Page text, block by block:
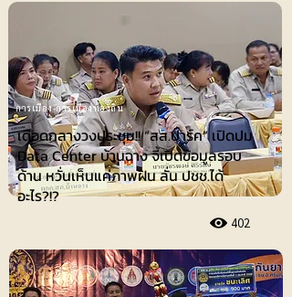
เดือดกลางวงประชุม!! “สส.ปาร์ค” เปิดปม
Data Center บ้านฉาง จี้เปิดข้อมูลรอบ
ด้าน หวั่นเห็นแค่ภาพฝัน ลั่น ปชช.ได้
อะไร?!?
402
การเมือง-การเมืองท้องถิ่น